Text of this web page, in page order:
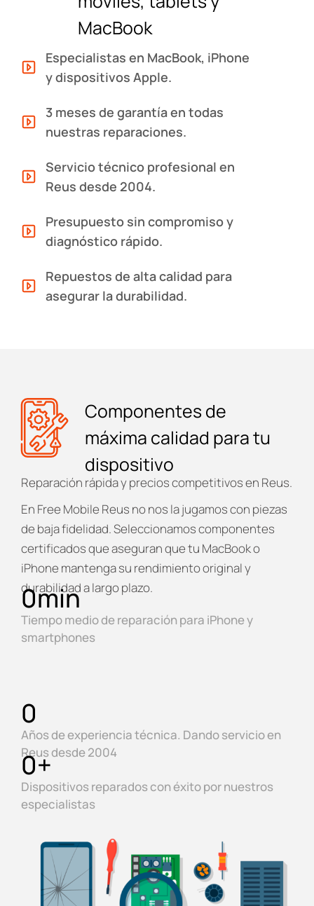
MacBook
Especialistas en MacBook, iPhone
y dispositivos Apple.
3 meses de garantía en todas
nuestras reparaciones.
Servicio técnico profesional en
Reus desde 2004.
Presupuesto sin compromiso y
diagnóstico rápido.
Repuestos de alta calidad para
asegurar la durabilidad.
Componentes de
máxima calidad para tu
dispositivo
Reparación rápida y precios competitivos en Reus.
En Free Mobile Reus no nos la jugamos con piezas
de baja fidelidad. Seleccionamos componentes
certificados que aseguran que tu MacBook o
iPhone mantenga su rendimiento original y
durabilidad a largo plazo.
Tiempo medio de reparación para iPhone y
smartphones
0min
Años de experiencia técnica. Dando servicio en
Reus desde 2004
0
Dispositivos reparados con éxito por nuestros
especialistas
0+